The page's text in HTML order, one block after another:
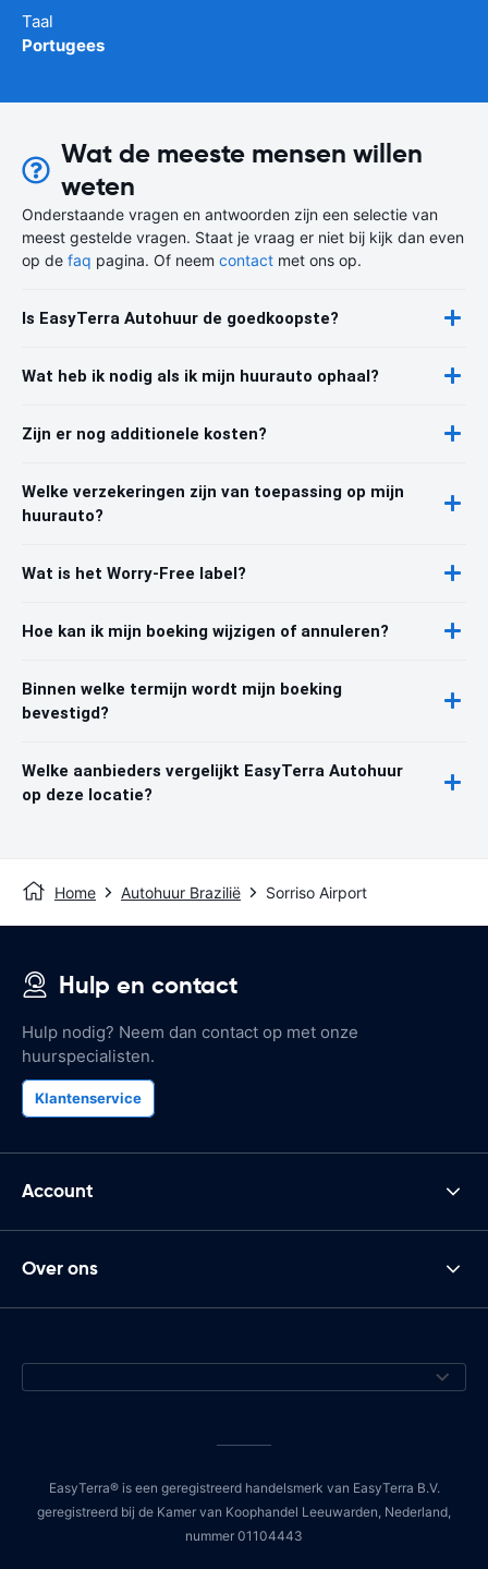
Taal
Portugees
Wat de meeste mensen willen
weten
Onderstaande vragen en antwoorden zijn een selectie van
meest gestelde vragen. Staat je vraag er niet bij kijk dan even
op de faq pagina. Of neem contact met ons op.
Is EasyTerra Autohuur de goedkoopste?
Wat heb ik nodig als ik mijn huurauto ophaal?
Zijn er nog additionele kosten?
Welke verzekeringen zijn van toepassing op mijn
huurauto?
Wat is het Worry-Free label?
Hoe kan ik mijn boeking wijzigen of annuleren?
Binnen welke termijn wordt mijn boeking
bevestigd?
Welke aanbieders vergelijkt EasyTerra Autohuur
op deze locatie?
Home Autohuur Brazilië Sorriso Airport
Hulp en contact
Hulp nodig? Neem dan contact op met onze
huurspecialisten.
Klantenservice
Account
Over ons
EasyTerra® is een geregistreerd handelsmerk van EasyTerra B.V.
geregistreerd bij de Kamer van Koophandel Leeuwarden, Nederland,
nummer 01104443